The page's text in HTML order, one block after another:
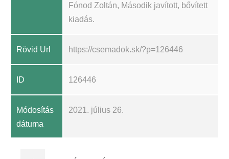
Fónod Zoltán, Második javított, bővített
kiadás.
Rövid Url https://csemadok.sk/?p=126446
ID 126446
Módosítás
dátuma
2021. július 26.